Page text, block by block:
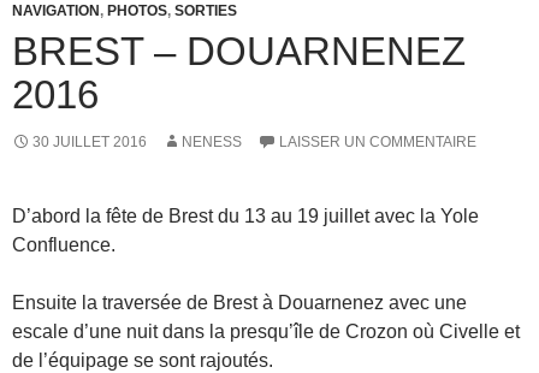
NAVIGATION , PHOTOS, SORTIES
BREST – DOUARNENEZ
2016
30 JUILLET 2016 NENESS LAISSER UN COMMENTAIRE
D’abord la fête de Brest du 13 au 19 juillet avec la Yole
Confluence.
Ensuite la traversée de Brest à Douarnenez avec une
escale d’une nuit dans la presqu’île de Crozon où Civelle et
de l’équipage se sont rajoutés.